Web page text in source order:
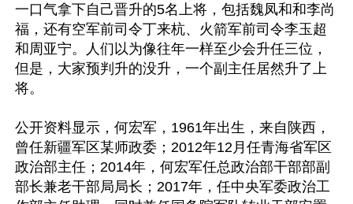
一口气拿下自己晋升的5名上将，包括魏凤和和李尚
福，还有空军前司令丁来杭、火箭军前司令李玉超
和周亚宁。人们以为像往年一样至少会升任三位，
但是，大家预判升的没升，一个副主任居然升了上
将。
公开资料显示，何宏军，1961年出生，来自陕西，
曾任新疆军区某师政委；2012年12月任青海省军区
政治部主任；2014年，何宏军任总政治部干部部副
部长兼老干部局局长；2017年，任中央军委政治工